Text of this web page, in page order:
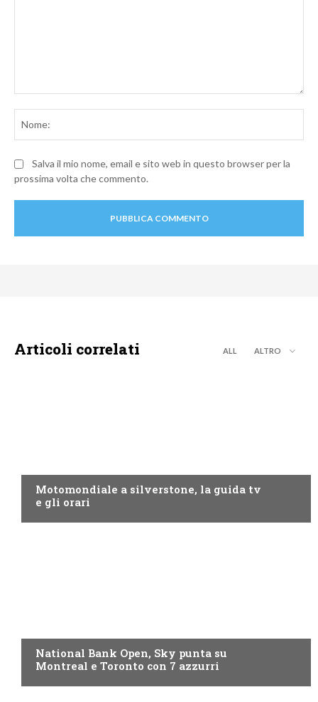
Salva il mio nome, email e sito web in questo browser per la
prossima volta che commento.
Articoli correlati ALL ALTRO
Motomondiale a silverstone, la guida tv
e gli orari
National Bank Open, Sky punta su
Montreal e Toronto con 7 azzurri